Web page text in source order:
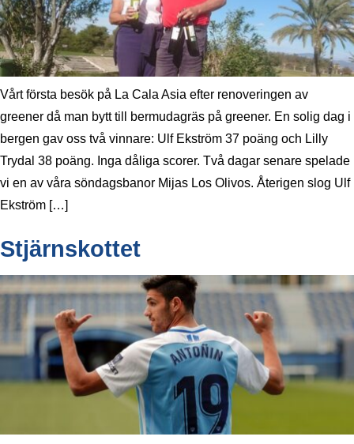
Vårt första besök på La Cala Asia efter renoveringen av
greener då man bytt till bermudagräs på greener. En solig dag i
bergen gav oss två vinnare: Ulf Ekström 37 poäng och Lilly
Trydal 38 poäng. Inga dåliga scorer. Två dagar senare spelade
vi en av våra söndagsbanor Mijas Los Olivos. Återigen slog Ulf
Ekström […]
Stjärnskottet